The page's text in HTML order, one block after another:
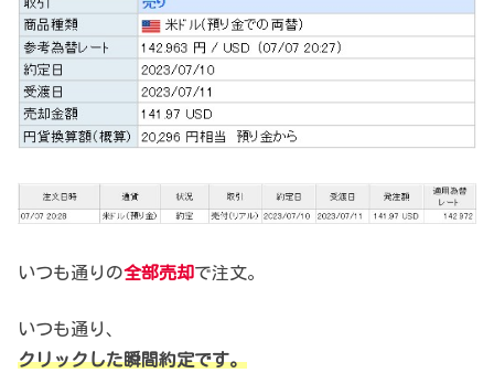
いつも通りの全部売却で注文。
いつも通り、
クリックした瞬間約定です。